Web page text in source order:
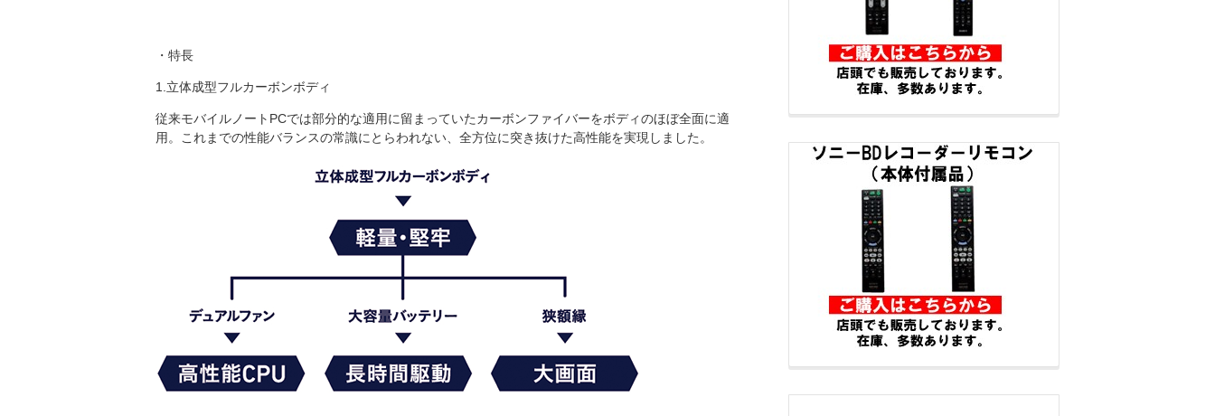
・特長
1.立体成型フルカーボンボディ
従来モバイルノートPCでは部分的な適用に留まっていたカーボンファイバーをボディのほぼ全面に適
用。これまでの性能バランスの常識にとらわれない、全方位に突き抜けた高性能を実現しました。